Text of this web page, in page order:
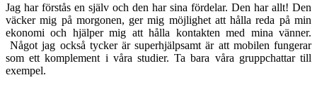
Jag har förstås en själv och den har sina fördelar. Den har allt! Den
väcker mig på morgonen, ger mig möjlighet att hålla reda på min
ekonomi och hjälper mig att hålla kontakten med mina vänner.
Något jag också tycker är superhjälpsamt är att mobilen fungerar
som ett komplement i våra studier. Ta bara våra gruppchattar till
exempel.